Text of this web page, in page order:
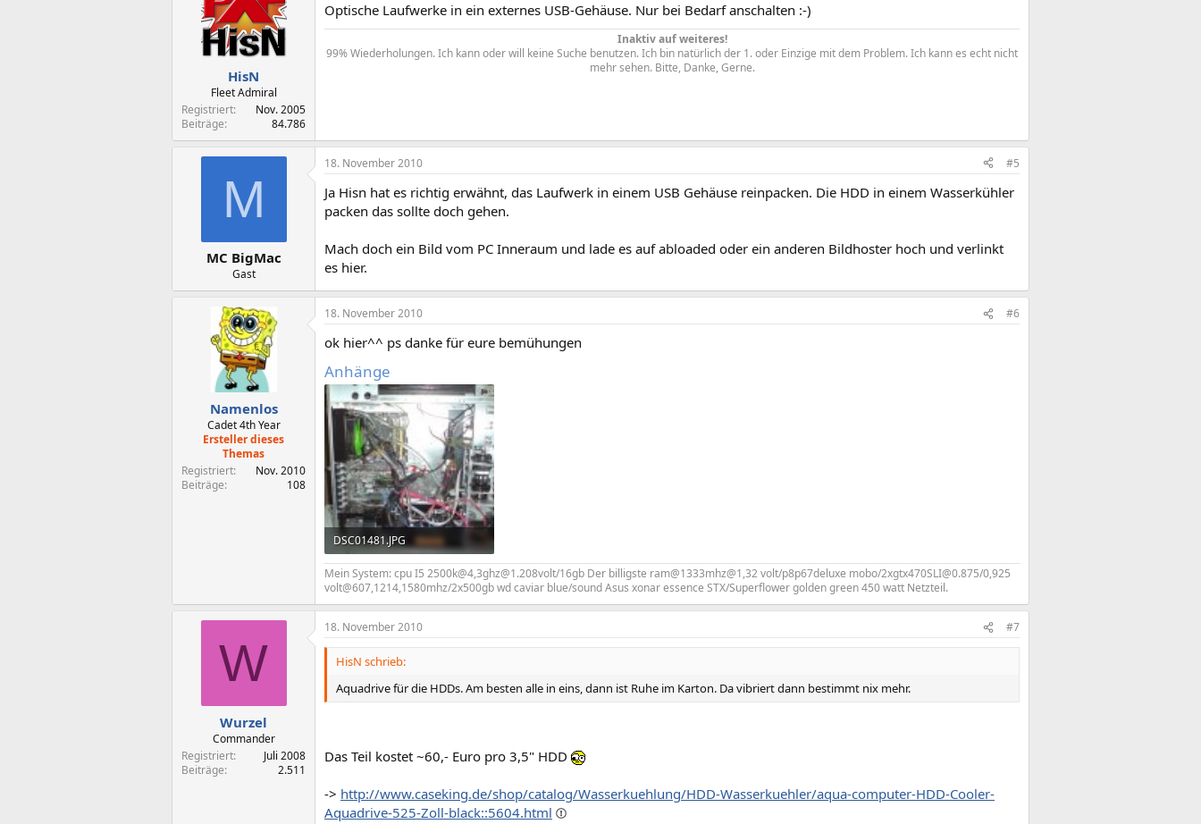
HisN
Fleet Admiral
Registriert
Nov. 2005
Beiträge
84.786
Optische Laufwerke in ein externes USB-Gehäuse. Nur bei Bedarf anschalten :-)
Inaktiv auf weiteres!
99% Wiederholungen. Ich kann oder will keine Suche benutzen. Ich bin natürlich der 1. oder Einzige mit dem Problem. Ich kann es echt nicht
mehr sehen. Bitte, Danke, Gerne.​
M
MC BigMac
Gast
18. November 2010 #5
Ja Hisn hat es richtig erwähnt, das Laufwerk in einem USB Gehäuse reinpacken. Die HDD in einem Wasserkühler
packen das sollte doch gehen.
Mach doch ein Bild vom PC Inneraum und lade es auf abloaded oder ein anderen Bildhoster hoch und verlinkt
es hier.
Namenlos
Cadet 4th Year
Ersteller dieses
Themas
Registriert
Nov. 2010
Beiträge
108
18. November 2010 #6
ok hier^^ ps danke für eure bemühungen
Anhänge
DSC01481.JPG
289,3 KB · Aufrufe: 285
Mein System: cpu I5 2500k@4,3ghz@1.208volt/16gb Der billigste ram@1333mhz@1,32 volt/p8p67deluxe mobo/2xgtx470SLI@0.875/0,925
volt@607,1214,1580mhz/2x500gb wd caviar blue/sound Asus xonar essence STX/Superflower golden green 450 watt Netzteil.
W
Wurzel
Commander
Registriert
Juli 2008
Beiträge
2.511
18. November 2010 #7
HisN schrieb:
Aquadrive für die HDDs. Am besten alle in eins, dann ist Ruhe im Karton. Da vibriert dann bestimmt nix mehr.
Das Teil kostet ~60,- Euro pro 3,5" HDD
-> http://www.caseking.de/shop/catalog/Wasserkuehlung/HDD-Wasserkuehler/aqua-computer-HDD-Cooler-
Aquadrive-525-Zoll-black::5604.html